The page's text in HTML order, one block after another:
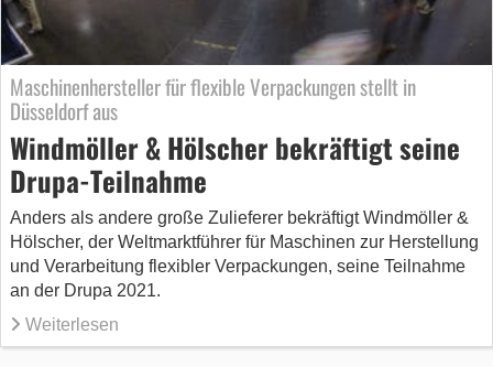
Maschinenhersteller für flexible Verpackungen stellt in
Düsseldorf aus
Windmöller & Hölscher bekräftigt seine
Drupa-Teilnahme
Anders als andere große Zulieferer bekräftigt Windmöller &
Hölscher, der Weltmarktführer für Maschinen zur Herstellung
und Verarbeitung flexibler Verpackungen, seine Teilnahme
an der Drupa 2021.
Weiterlesen